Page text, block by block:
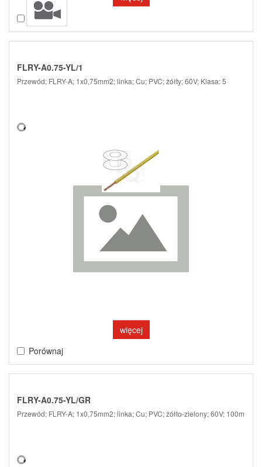
Porównaj
FLRY-A0.75-YL/1
Przewód; FLRY-A; 1x0,75mm2; linka; Cu; PVC; żółty; 60V; Klasa: 5
więcej
Porównaj
FLRY-A0.75-YL/GR
Przewód; FLRY-A; 1x0,75mm2; linka; Cu; PVC; żółto-zielony; 60V; 100m